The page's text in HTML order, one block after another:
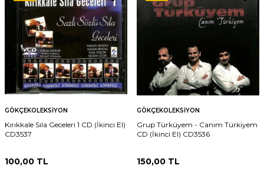
GÖKÇEKOLEKSIYON
Kırıkkale Sıla Geceleri 1 CD (İkinci El)
CD3537
100,00 TL
GÖKÇEKOLEKSIYON
Grup Türküyem - Canım Türkiyem
CD (İkinci El) CD3536
150,00 TL